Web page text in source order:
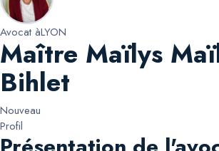
Avocat àLYON
Maître Maïlys
Bihlet
Nouveau
Profil